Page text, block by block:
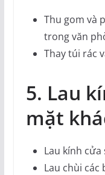
Thu gom và
trong văn
Thay túi rác
5. Lau
mặt
Lau kính cửa
Lau chùi các